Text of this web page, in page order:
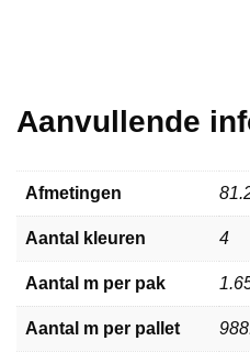
Aanvullende
Afmetingen
Aantal kleuren 4
Aantal m per pak
Aantal m per pallet